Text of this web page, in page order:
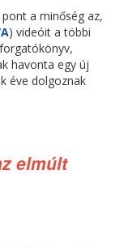
a minőség az,
) videóit a többi
havonta egy új
éve dolgoznak
elmúlt